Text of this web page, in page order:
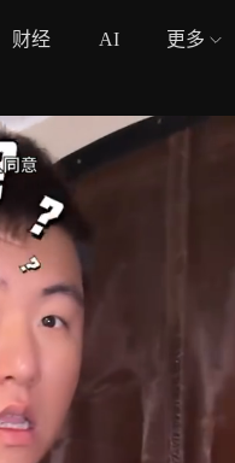
财经 AI 更多